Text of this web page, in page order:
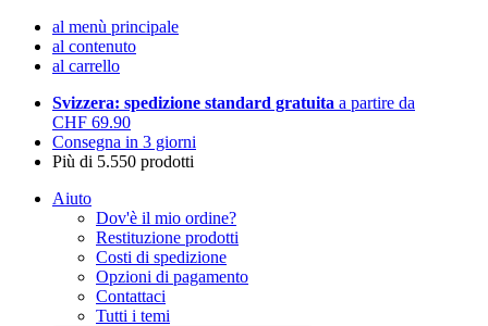
al menù principale
al contenuto
al carrello
Svizzera: spedizione standard gratuita a partire da
CHF 69.90
Consegna in 3 giorni
Più di 5.550 prodotti
Aiuto
Dov'è il mio ordine?
Restituzione prodotti
Costi di spedizione
Opzioni di pagamento
Contattaci
Tutti i temi